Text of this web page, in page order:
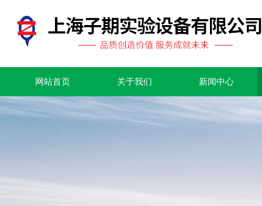
网站首页 关于我们 新闻中心